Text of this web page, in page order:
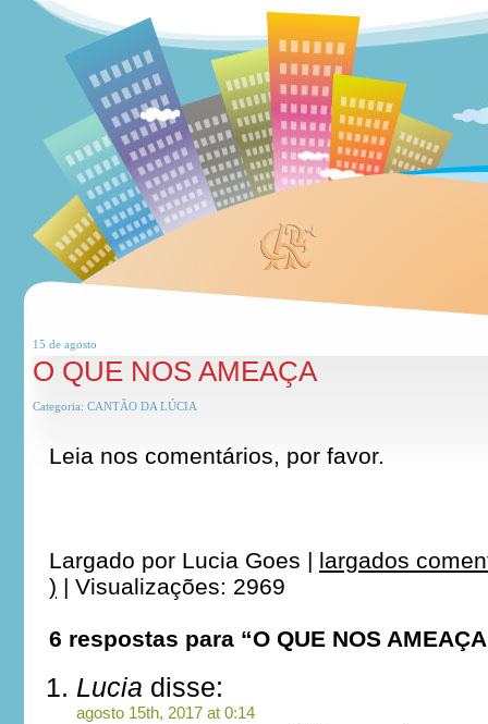
15 de agosto
O QUE NOS AMEAÇA
Categoria: CANTÃO DA LÚCIA
Leia nos comentários, por favor.
Largado por Lucia Goes | largados
) | Visualizações: 2969
6 respostas para “O QUE NOS
Lucia disse:
agosto 15th, 2017 at 0:14